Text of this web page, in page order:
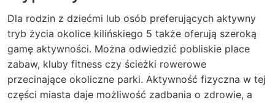
Dla rodzin z dziećmi lub osób preferujących aktywny
tryb życia okolice kilińskiego 5 także oferują szeroką
gamę aktywności. Można odwiedzić pobliskie place
zabaw, kluby fitness czy ścieżki rowerowe
przecinające okoliczne parki. Aktywność fizyczna w tej
części miasta daje możliwość zadbania o zdrowie, a